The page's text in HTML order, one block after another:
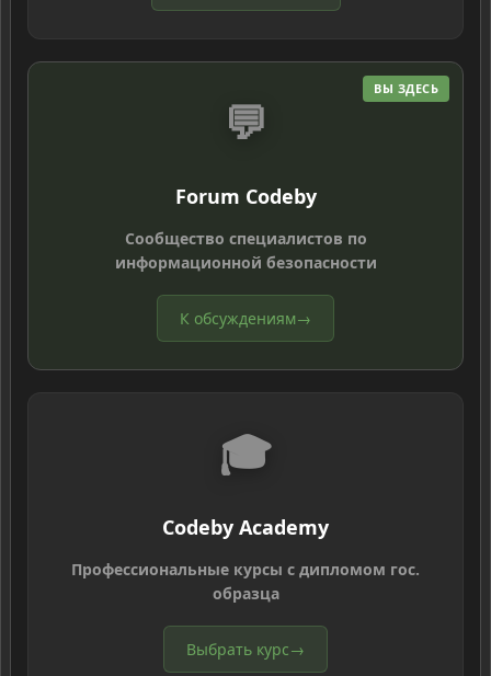
ВЫ ЗДЕСЬ
💬
Forum Codeby
Сообщество специалистов по
информационной безопасности
К обсуждениям→
🎓
Codeby Academy
Профессиональные курсы с дипломом гос.
образца
Выбрать курс→